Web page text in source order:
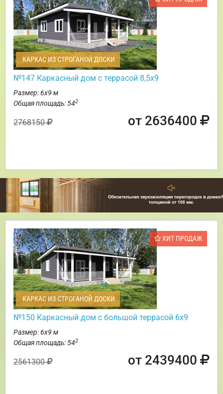
КАРКАС ИЗ СТРОГАНОЙ ДОСКИ
№147 Каркасный дом с террасой 8,5х9
Размер: 6х9 м
Общая площадь: 542
2768150 от 2636400
ХИТ ПРОДАЖ
КАРКАС ИЗ СТРОГАНОЙ ДОСКИ
№150 Каркасный дом с большой террасой 6х9
Размер: 6х9 м
Общая площадь: 542
2561300 от 2439400